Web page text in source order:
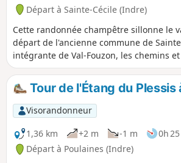
Départ à Sainte-Cécile (Indre)
Cette randonnée champêtre sillonne le
départ de l'ancienne commune de
intégrante de Val-Fouzon, les chemins
traversent la campagne environnante et
Montry et Gauffrin, par une succession
descentes donnant de jolis points de
Tour de l'Étang du Plessis
Visorandonneur
1,36 km
+2 m -1 m 0h 25
Départ à Poulaines (Indre)